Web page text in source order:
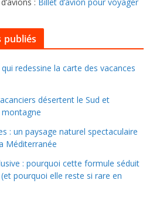
publiés
redessine la carte des vacances
désertent le Sud et
: un paysage naturel spectaculaire
Méditerranée
: pourquoi cette formule séduit
pourquoi elle reste si rare en